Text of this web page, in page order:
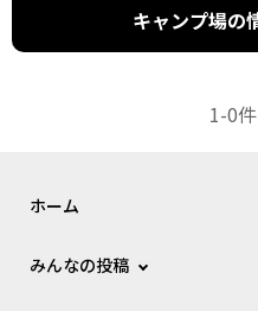
キャンプ場の
1-0
ホーム
みんなの投稿